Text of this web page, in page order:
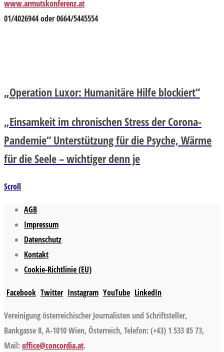
www.armutskonferenz.at
01/4026944 oder 0664/5445554
„Operation Luxor: Humanitäre Hilfe blockiert“
„Einsamkeit im chronischen Stress der Corona-
Pandemie“ Unterstützung für die Psyche, Wärme
für die Seele – wichtiger denn je
Scroll
AGB
Impressum
Datenschutz
Kontakt
Cookie-Richtlinie (EU)
Facebook Twitter Instagram YouTube LinkedIn
Vereinigung österreichischer Journalisten und Schriftsteller,
Bankgasse 8, A-1010 Wien, Österreich, Telefon: (+43) 1 533 85 73,
Mail:office@concordia.at.